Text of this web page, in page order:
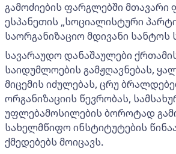
გამოძიების ფარგლებში მთავარი
ესპანეთის „სოციალისტური
საორგანიზაციო მდივანი სანტოს
სავარაუდო დანაშაულები
საიდუმლოების გამჟღავნებას,
მიცემის იძულებას, ცრუ
ორგანიზაციის წევრობას,
უფლებამოსილების ბოროტად
სახელმწიფო ინსტიტუტების
ქმედებებს მოიცავს.